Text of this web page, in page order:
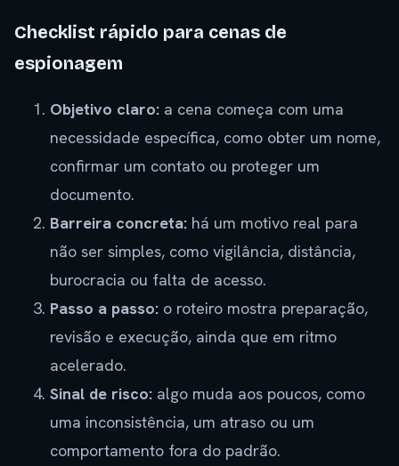
Checklist rápido para cenas de
espionagem
Objetivo claro: a cena começa com uma
necessidade específica, como obter um nome,
confirmar um contato ou proteger um
documento.
Barreira concreta: há um motivo real para
não ser simples, como vigilância, distância,
burocracia ou falta de acesso.
Passo a passo: o roteiro mostra preparação,
revisão e execução, ainda que em ritmo
acelerado.
Sinal de risco: algo muda aos poucos, como
uma inconsistência, um atraso ou um
comportamento fora do padrão.